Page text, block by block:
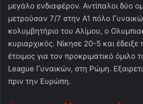
μεγάλο ενδιαφέρον. Αντίπαλοι δύο
μετρούσαν 7/7 στην Α1 πόλο
κολυμβητήριο του Αλίμου, ο
κυριαρχικός. Νίκησε 20-5 και
έτοιμος για τον προκριματικό όμιλο
League Γυναικών, στη Ρώμη.
πριν την Ευρώπη.